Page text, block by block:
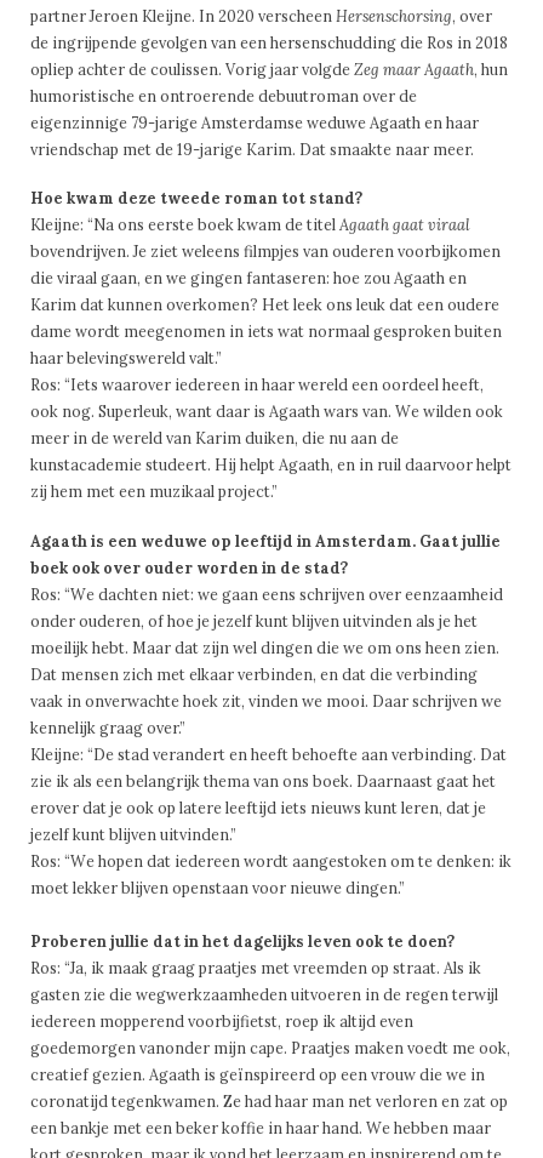
partner Jeroen Kleijne. In 2020 verscheen Hersenschorsing, over
de ingrijpende gevolgen van een hersenschudding die Ros in 2018
opliep achter de coulissen. Vorig jaar volgdeZeg maar Agaath, hun
humoristische en ontroerende debuutroman over de
eigenzinnige 79-jarige Amsterdamse weduwe Agaath en haar
vriendschap met de 19-jarige Karim. Dat smaakte naar meer.
Hoe kwam deze tweede roman tot stand?
Kleijne: “Na ons eerste boek kwam de titelAgaath gaat viraal
bovendrijven. Je ziet weleens filmpjes van ouderen voorbijkomen
die viraal gaan, en we gingen fantaseren: hoe zou Agaath en
Karim dat kunnen overkomen? Het leek ons leuk dat een oudere
dame wordt meegenomen in iets wat normaal gesproken buiten
haar belevingswereld valt.”
Ros: “Iets waarover iedereen in haar wereld een oordeel heeft,
ook nog. Superleuk, want daar is Agaath wars van. We wilden ook
meer in de wereld van Karim duiken, die nu aan de
kunstacademie studeert. Hij helpt Agaath, en in ruil daarvoor helpt
zij hem met een muzikaal project.”
Agaath is een weduwe op leeftijd in Amsterdam. Gaat jullie
boek ook over ouder worden in de stad?
Ros: “We dachten niet: we gaan eens schrijven over eenzaamheid
onder ouderen, of hoe je jezelf kunt blijven uitvinden als je het
moeilijk hebt. Maar dat zijn wel dingen die we om ons heen zien.
Dat mensen zich met elkaar verbinden, en dat die verbinding
vaak in onverwachte hoek zit, vinden we mooi. Daar schrijven we
kennelijk graag over.”
Kleijne: “De stad verandert en heeft behoefte aan verbinding. Dat
zie ik als een belangrijk thema van ons boek. Daarnaast gaat het
erover dat je ook op latere leeftijd iets nieuws kunt leren, dat je
jezelf kunt blijven uitvinden.”
Ros: “We hopen dat iedereen wordt aangestoken om te denken: ik
moet lekker blijven openstaan voor nieuwe dingen.”
Proberen jullie dat in het dagelijks leven ook te doen?
Ros: “Ja, ik maak graag praatjes met vreemden op straat. Als ik
gasten zie die wegwerkzaamheden uitvoeren in de regen terwijl
iedereen mopperend voorbijfietst, roep ik altijd even
goedemorgen vanonder mijn cape. Praatjes maken voedt me ook,
creatief gezien. Agaath is geïnspireerd op een vrouw die we in
coronatijd tegenkwamen. Ze had haar man net verloren en zat op
een bankje met een beker koffie in haar hand. We hebben maar